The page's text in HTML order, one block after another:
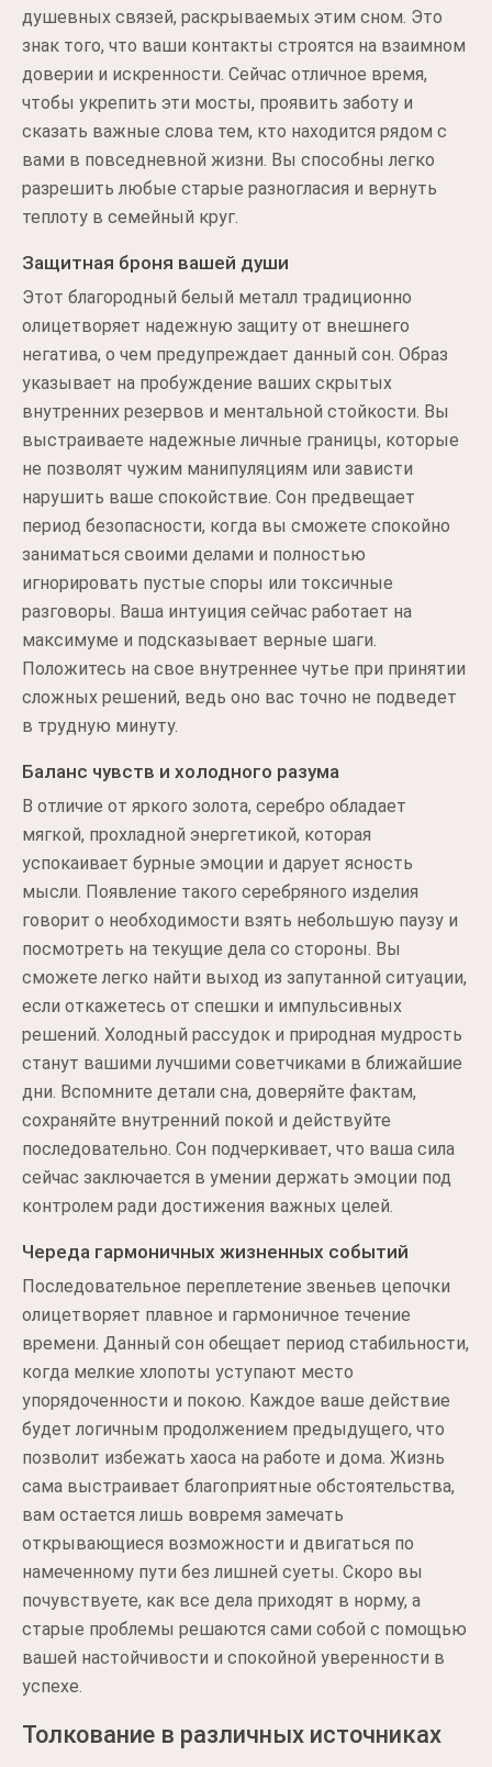
душевных связей, раскрываемых этим сном. Это
знак того, что ваши контакты строятся на взаимном
доверии и искренности. Сейчас отличное время,
чтобы укрепить эти мосты, проявить заботу и
сказать важные слова тем, кто находится рядом с
вами в повседневной жизни. Вы способны легко
разрешить любые старые разногласия и вернуть
теплоту в семейный круг.
Защитная броня вашей души
Этот благородный белый металл традиционно
олицетворяет надежную защиту от внешнего
негатива, о чем предупреждает данный сон. Образ
указывает на пробуждение ваших скрытых
внутренних резервов и ментальной стойкости. Вы
выстраиваете надежные личные границы, которые
не позволят чужим манипуляциям или зависти
нарушить ваше спокойствие. Сон предвещает
период безопасности, когда вы сможете спокойно
заниматься своими делами и полностью
игнорировать пустые споры или токсичные
разговоры. Ваша интуиция сейчас работает на
максимуме и подсказывает верные шаги.
Положитесь на свое внутреннее чутье при принятии
сложных решений, ведь оно вас точно не подведет
в трудную минуту.
Баланс чувств и холодного разума
В отличие от яркого золота, серебро обладает
мягкой, прохладной энергетикой, которая
успокаивает бурные эмоции и дарует ясность
мысли. Появление такого серебряного изделия
говорит о необходимости взять небольшую паузу и
посмотреть на текущие дела со стороны. Вы
сможете легко найти выход из запутанной ситуации,
если откажетесь от спешки и импульсивных
решений. Холодный рассудок и природная мудрость
станут вашими лучшими советчиками в ближайшие
дни. Вспомните детали сна, доверяйте фактам,
сохраняйте внутренний покой и действуйте
последовательно. Сон подчеркивает, что ваша сила
сейчас заключается в умении держать эмоции под
контролем ради достижения важных целей.
Череда гармоничных жизненных событий
Последовательное переплетение звеньев цепочки
олицетворяет плавное и гармоничное течение
времени. Данный сон обещает период стабильности,
когда мелкие хлопоты уступают место
упорядоченности и покою. Каждое ваше действие
будет логичным продолжением предыдущего, что
позволит избежать хаоса на работе и дома. Жизнь
сама выстраивает благоприятные обстоятельства,
вам остается лишь вовремя замечать
открывающиеся возможности и двигаться по
намеченному пути без лишней суеты. Скоро вы
почувствуете, как все дела приходят в норму, а
старые проблемы решаются сами собой с помощью
вашей настойчивости и спокойной уверенности в
успехе.
Толкование в различных источниках